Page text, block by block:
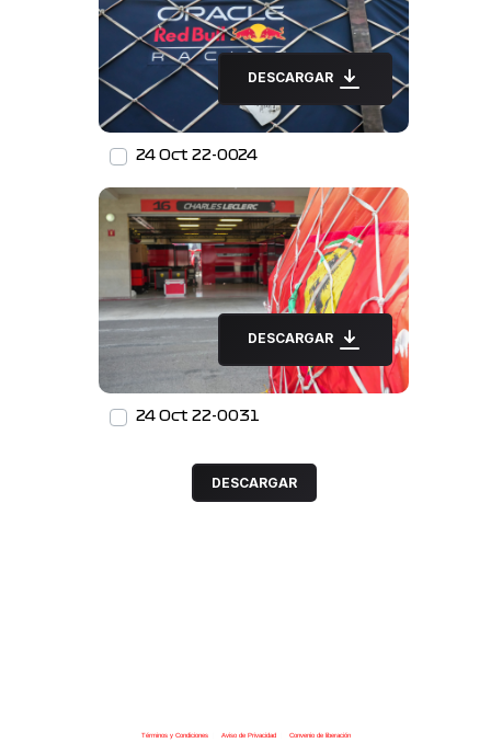
DESCARGAR
24 Oct 22-0024
DESCARGAR
24 Oct 22-0031
DESCARGAR
Términos y Condiciones| Aviso de Privacidad| Convenio de liberación